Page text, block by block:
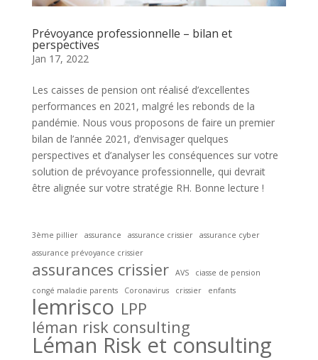
Prévoyance professionnelle – bilan et
perspectives
Jan 17, 2022
Les caisses de pension ont réalisé d’excellentes
performances en 2021, malgré les rebonds de la
pandémie. Nous vous proposons de faire un premier
bilan de l’année 2021, d’envisager quelques
perspectives et d’analyser les conséquences sur votre
solution de prévoyance professionnelle, qui devrait
être alignée sur votre stratégie RH. Bonne lecture !
3ème pillier assurance assurance crissier
assurance cyber
assurance prévoyance crissier
assurances crissier AVS
ciasse de pension
congé maladie parents
Coronavirus crissier enfants
lemrisco LPP
léman risk consulting
Léman Risk et consulting